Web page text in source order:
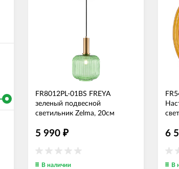
FR8012PL-01BS FREYA
зеленый подвесной
светильник Zelma, 20см
5 990 ₽
В наличии
6
В